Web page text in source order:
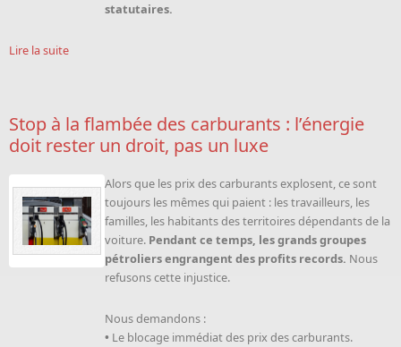
statutaires.
Lire la suite
Stop à la flambée des carburants : l’énergie
doit rester un droit, pas un luxe
Alors que les prix des carburants explosent, ce sont
toujours les mêmes qui paient : les travailleurs, les
familles, les habitants des territoires dépendants de la
voiture. Pendant ce temps, les grands groupes
pétroliers engrangent des profits records. Nous
refusons cette injustice.
Nous demandons :
• Le blocage immédiat des prix des carburants.